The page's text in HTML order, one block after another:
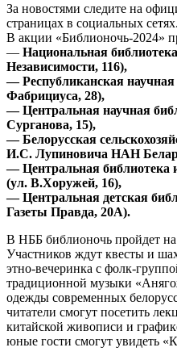
За новостями следите на
страницах в социальных сетях.
В акции «Библионочь-2024»
— Национальная
Независимости, 116),
— Республиканская
Фабрициуса, 28),
— Центральная научная
Сурганова, 15),
— Белорусская
И.С. Лупиновича НАН
— Центральная
(ул. В.Хоружей, 16),
— Центральная детская
Газеты Правда, 20А).
В НББ библионочь пройдет
Участников ждут квесты и
этно-вечеринка с фолк-
традиционной музыки
одежды современных
читатели смогут посетить
китайской живописи и
юные гости смогут увидеть